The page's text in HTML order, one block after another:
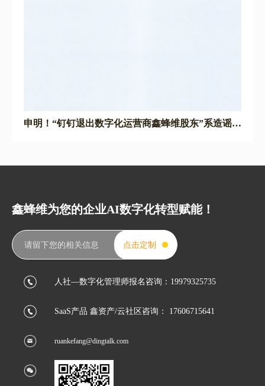
申明！“钉钉退出数字化运营商鑫蜂维股东”系造谣文
鑫蜂维为您的企业AI数字化转型赋能！
请留下您的相关信息 点击定制
人社—数字化管理师报名咨询：19979325735
SaaS产品 鑫资产/云社区咨询： 17606715641
ruankefang@dingtalk.com